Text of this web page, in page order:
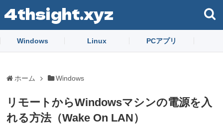
4thsight.xyz
Windows Linux PCアプリ
ホーム Windows
リモートからWindowsマシンの電源を入
れる方法（Wake On LAN）